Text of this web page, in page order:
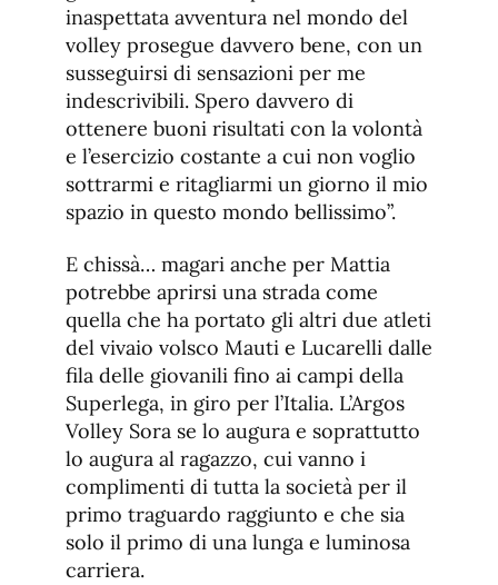
inaspettata avventura nel mondo del
volley prosegue davvero bene, con un
susseguirsi di sensazioni per me
indescrivibili. Spero davvero di
ottenere buoni risultati con la volontà
e l’esercizio costante a cui non voglio
sottrarmi e ritagliarmi un giorno il mio
spazio in questo mondo bellissimo”.
E chissà… magari anche per Mattia
potrebbe aprirsi una strada come
quella che ha portato gli altri due atleti
del vivaio volsco Mauti e Lucarelli dalle
fila delle giovanili fino ai campi della
Superlega, in giro per l’Italia. L’Argos
Volley Sora se lo augura e soprattutto
lo augura al ragazzo, cui vanno i
complimenti di tutta la società per il
primo traguardo raggiunto e che sia
solo il primo di una lunga e luminosa
carriera.